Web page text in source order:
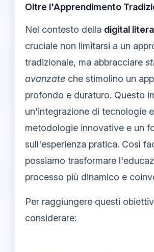
Oltre l'Apprendimento
Nel contesto della digital
cruciale non limitarsi a un
tradizionale, ma abbracciare
avanzate che stimolino un
profondo e duraturo. Questo
un'integrazione di tecnologie
metodologie innovative e un
sull'esperienza pratica. Così
possiamo trasformare
processo più dinamico e
Per raggiungere questi
considerare: